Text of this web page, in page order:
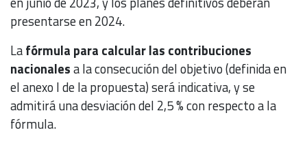
presentarse en 2024.
Lafórmula para calcular las contribuciones
nacionalesa la consecución del objetivo (definida en
el anexo I de la propuesta) será indicativa, y se
admitirá una desviación del 2,5 % con respecto a la
fórmula.